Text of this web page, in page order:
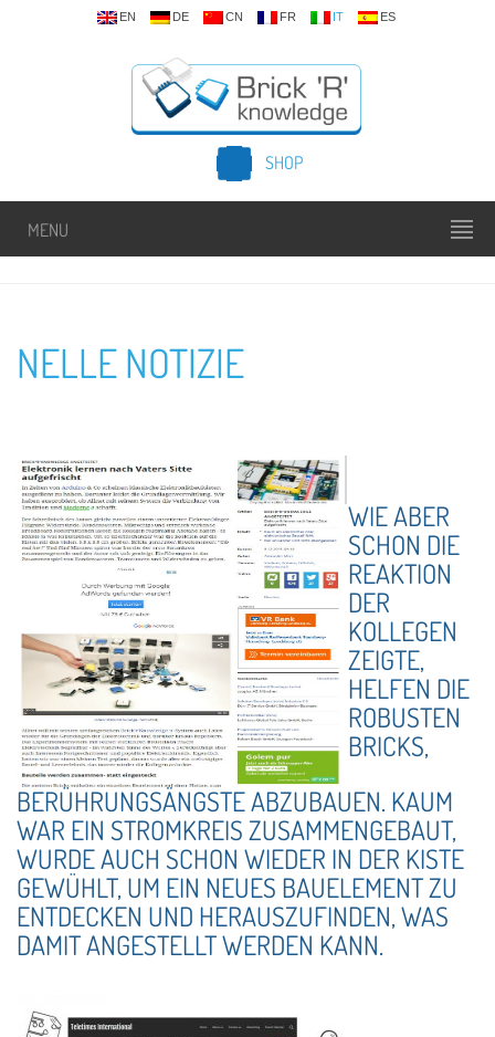
EN DE CN FR IT ES
SHOP
MENU
NELLE NOTIZIE
WIE ABER
SCHON DIE
REAKTION
DER
KOLLEGEN
ZEIGTE,
HELFEN DIE
ROBUSTEN
BRICKS,
BERÜHRUNGSÄNGSTE ABZUBAUEN. KAUM
WAR EIN STROMKREIS ZUSAMMENGEBAUT,
WURDE AUCH SCHON WIEDER IN DER KISTE
GEWÜHLT, UM EIN NEUES BAUELEMENT ZU
ENTDECKEN UND HERAUSZUFINDEN, WAS
DAMIT ANGESTELLT WERDEN KANN.